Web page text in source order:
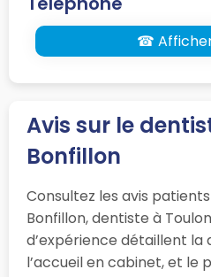
☎ Afficher
Avis sur le
Bonfillon
Consultez les avis
Bonfillon, dentiste à
d’expérience détaillent la
l’accueil en cabinet, et le